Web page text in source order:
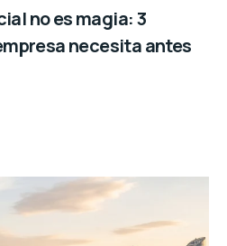
no es magia: 3
necesita antes